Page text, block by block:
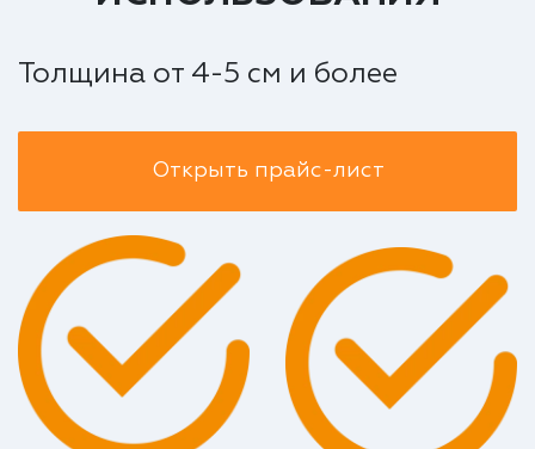
Толщина от 4-5 см и более
Открыть прайс-лист